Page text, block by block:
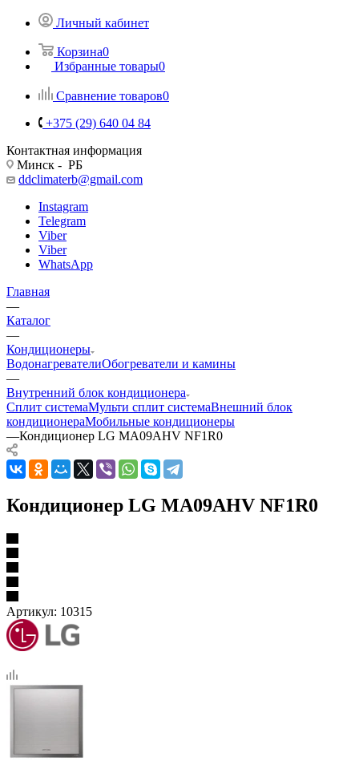
Личный кабинет
Корзина0
Избранные товары0
Сравнение товаров0
+375 (29) 640 04 84
Контактная информация
Минск - РБ
ddclimaterb@gmail.com
Instagram
Telegram
Viber
Viber
WhatsApp
Главная
—
Каталог
—
Кондиционеры
ВодонагревателиОбогреватели и камины
—
Внутренний блок кондиционера
Сплит системаМульти сплит системаВнешний блок
кондиционераМобильные кондиционеры
—Кондиционер LG MA09AHV NF1R0
Кондиционер LG MA09AHV NF1R0
Артикул: 10315